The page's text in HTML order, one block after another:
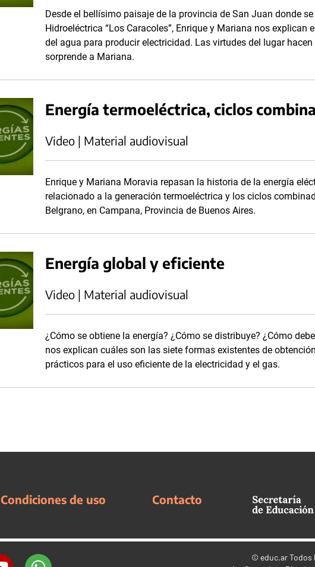
Desde el bellísimo paisaje de la provincia de San Juan donde
Hidroeléctrica “Los Caracoles”, Enrique y Mariana nos explican
del agua para producir electricidad. Las virtudes del lugar
sorprende a Mariana.
Energía termoeléctrica, ciclos
Video | Material audiovisual
Enrique y Mariana Moravia repasan la historia de la energía
relacionado a la generación termoeléctrica y los ciclos
Belgrano, en Campana, Provincia de Buenos Aires.
Energía global y eficiente
Video | Material audiovisual
¿Cómo se obtiene la energía? ¿Cómo se distribuye? ¿Cómo
nos explican cuáles son las siete formas existentes de
prácticos para el uso eficiente de la electricidad y el gas.
Condiciones de uso Contacto
© educ.arTodos